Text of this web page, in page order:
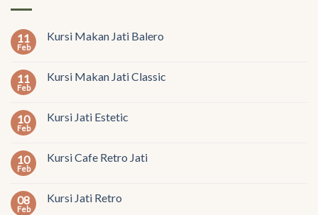
11
Feb
Kursi Makan Jati Balero
11
Feb
Kursi Makan Jati Classic
10
Feb
Kursi Jati Estetic
10
Feb
Kursi Cafe Retro Jati
08
Feb
Kursi Jati Retro